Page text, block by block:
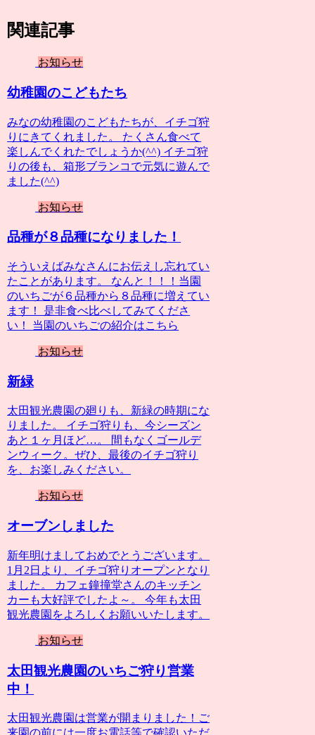
関連記事
お知らせ
幼稚園のこどもたち
みなの幼稚園のこどもたちが、イチゴ狩
りにきてくれました。 たくさん食べて
楽しんでくれたでしょうか(^^) イチゴ狩
りの後も、箱形ブランコで元気に遊んで
ました(^^)
お知らせ
品種が８品種になりました！
そういえばみなさんにお伝えし忘れてい
たことがあります。 なんと！！！当園
のいちごが６品種から８品種に増えてい
ます！ 是非食べ比べしてみてくださ
い！ 当園のいちごの紹介はこちら
お知らせ
新緑
太田観光農園の廻りも、新緑の時期にな
りました。 イチゴ狩りも、今シーズン
あと１ヶ月ほど…。 間もなくゴールデ
ンウィーク。ぜひ、最後のイチゴ狩り
を、お楽しみください。
お知らせ
オーブンしました
新年明けましておめでとうございます。
1月2日より、イチゴ狩りオープンとなり
ました。 カフェ鐘撞堂さんのキッチン
カーも大好評でしたよ～。 今年も太田
観光農園をよろしくお願いいたします。
お知らせ
太田観光農園のいちご狩り営業
中！
太田観光農園は営業が開まりました！ご